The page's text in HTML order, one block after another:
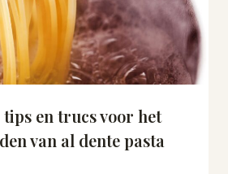
tips en trucs voor het
van al dente pasta